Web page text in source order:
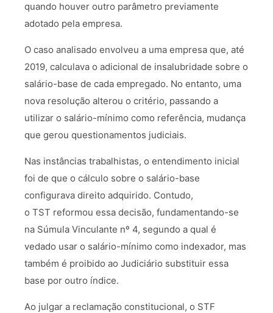
quando houver outro parâmetro previamente
adotado pela empresa.
O caso analisado envolveu a uma empresa que, até
2019, calculava o adicional de insalubridade sobre o
salário-base de cada empregado. No entanto, uma
nova resolução alterou o critério, passando a
utilizar o salário-mínimo como referência, mudança
que gerou questionamentos judiciais.
Nas instâncias trabalhistas, o entendimento inicial
foi de que o cálculo sobre o salário-base
configurava direito adquirido. Contudo,
o TST reformou essa decisão, fundamentando-se
na Súmula Vinculante nº 4, segundo a qual é
vedado usar o salário-mínimo como indexador, mas
também é proibido ao Judiciário substituir essa
base por outro índice.
Ao julgar a reclamação constitucional, o STF